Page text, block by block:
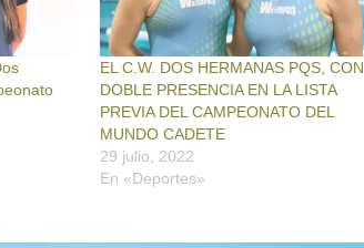
EL C.W. DOS HERMANAS PQS, CON
DOBLE PRESENCIA EN LA LISTA
PREVIA DEL CAMPEONATO DEL
MUNDO CADETE
29 julio, 2022
En «Deportes»